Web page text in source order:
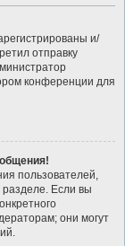
и/
отправку
конференции для
пользователей,
Если вы
они могут